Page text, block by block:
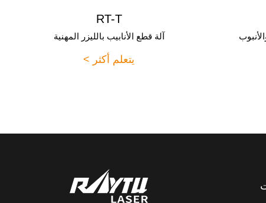
RT-T
آلة قطع الأنابيب بالليزر المهنية
يتعلم أكثر >